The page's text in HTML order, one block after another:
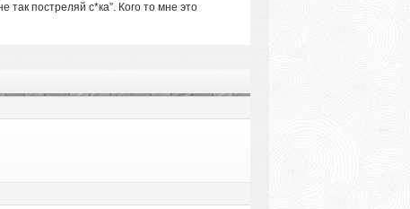
так постреляй с*ка”. Кого то мне это